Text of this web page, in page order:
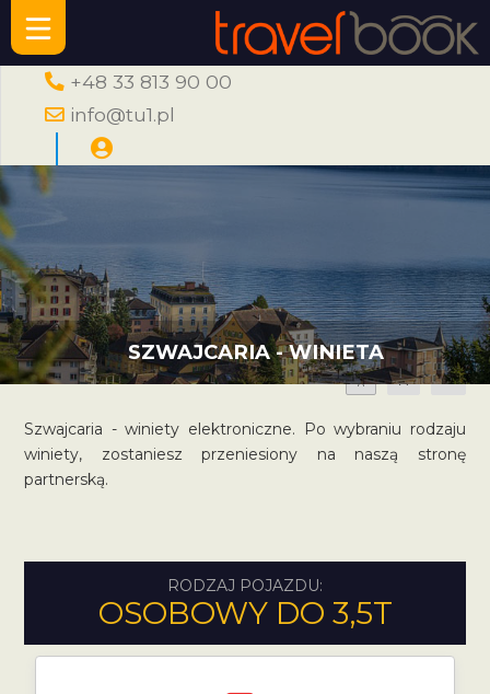
+48 33 813 90 00
info@tu1.pl
SZWAJCARIA - WINIETA
A A A
Szwajcaria - winiety elektroniczne. Po wybraniu rodzaju
winiety, zostaniesz przeniesiony na naszą stronę
partnerską.
RODZAJ POJAZDU:
OSOBOWY DO 3,5T